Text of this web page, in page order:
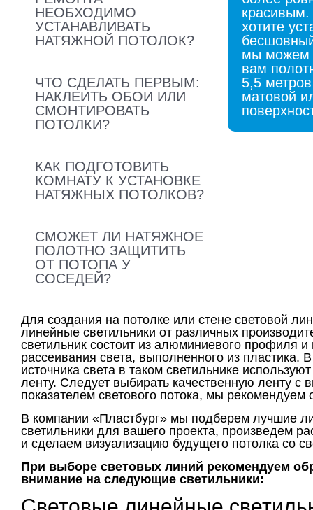
НЕОБХОДИМО
УСТАНАВЛИВАТЬ
НАТЯЖНОЙ ПОТОЛОК?
ЧТО СДЕЛАТЬ ПЕРВЫМ:
НАКЛЕИТЬ ОБОИ ИЛИ
СМОНТИРОВАТЬ
ПОТОЛКИ?
КАК ПОДГОТОВИТЬ
КОМНАТУ К УСТАНОВКЕ
НАТЯЖНЫХ ПОТОЛКОВ?
СМОЖЕТ ЛИ НАТЯЖНОЕ
ПОЛОТНО ЗАЩИТИТЬ
ОТ ПОТОПА У
СОСЕДЕЙ?
хотите
мы можем
вам
5,5
матовой
Для создания на потолке или стене световой
линейные светильники от различных
светильник состоит из алюминиевого профиля
рассеивания света, выполненного из пластика. В
источника света в таком светильнике
ленту. Следует выбирать качественную ленту с
показателем светового потока, мы
В компании «Пластбург» мы подберем лучшие
светильники для вашего проекта, произведем
и сделаем визуализацию будущего потолка со
При выборе световых линий рекомендуем
внимание на следующие светильники: